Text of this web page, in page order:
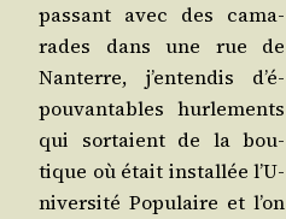
pas­sant avec des cama­
rades dans une rue de
Nan­terre, j’en­ten­dis d’é­
pou­van­tables hur­le­ments
qui sor­taient de la bou­
tique où était ins­tal­lée l’U­
ni­ver­si­té Popu­laire et l’on